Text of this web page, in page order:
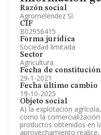
Razón social
Agromelendez Sl.
CIF
B02956415
Forma jurídica
Sociedad limitada
Sector
Agricultura
Fecha de constitución
29-1-2021
Fecha último cambio
19-10-2025
Objeto social
A) la explotación
como la
productos obtenidos en
aprovechamiento